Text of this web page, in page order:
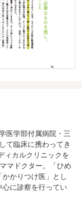
医学部付属病院・三
て臨床に携わってき
ィカルクリニックを
マドクター。「ひめ
かりつけ医」とし
に診察を行ってい